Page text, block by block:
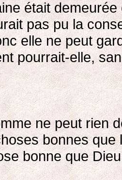
était
pas pu la
elle ne peut
pourrait-elle,
ne peut rien
bonnes
bonne que